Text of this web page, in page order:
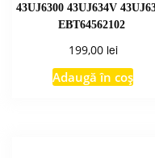
43UJ6300 43UJ634V
EBT64562102
199,00 lei
Adaugă în coș